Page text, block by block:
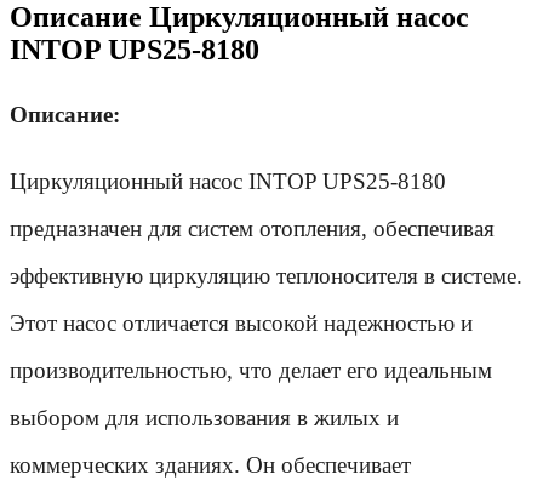
Описание Циркуляционный насос
INTOP UPS25-8180
Описание:
Циркуляционный насос INTOP UPS25-8180
предназначен для систем отопления, обеспечивая
эффективную циркуляцию теплоносителя в системе.
Этот насос отличается высокой надежностью и
производительностью, что делает его идеальным
выбором для использования в жилых и
коммерческих зданиях. Он обеспечивает